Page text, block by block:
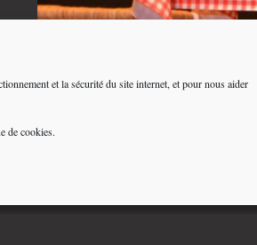
et la sécurité du site internet, et pour nous aider
de cookies.